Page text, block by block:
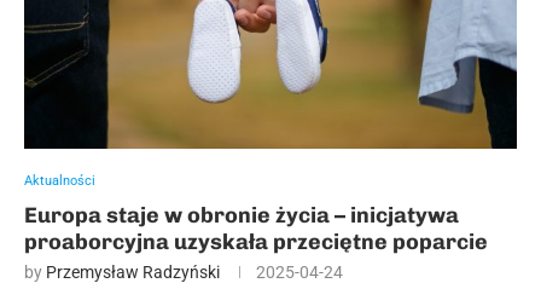
Aktualności
Europa staje w obronie życia – inicjatywa
proaborcyjna uzyskała przeciętne poparcie
by Przemysław Radzyński 2025-04-24